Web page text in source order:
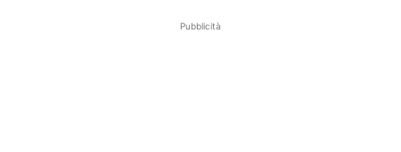
Pubblicità